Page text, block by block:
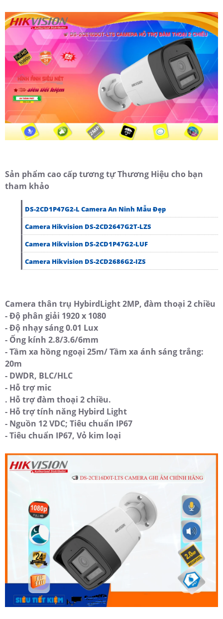
Sản phẩm cao cấp tương tự Thương Hiệu cho bạn
tham khảo
DS-2CD1P47G2-L Camera An Ninh Mẫu Đẹp
Camera Hikvision DS-2CD2647G2T-LZS
Camera Hikvision DS-2CD1P47G2-LUF
Camera Hikvision DS-2CD2686G2-IZS
Camera thân trụ HybirdLight 2MP, đàm thoại 2 chiều
- Độ phân giải 1920 x 1080
- Độ nhạy sáng 0.01 Lux
- Ống kính 2.8/3.6/6mm
- Tầm xa hồng ngoại 25m/ Tầm xa ánh sáng trắng:
20m
- DWDR, BLC/HLC
- Hỗ trợ mic
. Hỗ trợ đàm thoại 2 chiều.
- Hỗ trợ tính năng Hybird Light
- Nguồn 12 VDC; Tiêu chuẩn IP67
- Tiêu chuẩn IP67, Vỏ kim loại